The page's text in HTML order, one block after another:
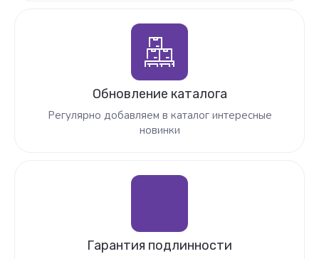
Обновление каталога
Регулярно добавляем в каталог интересные
новинки
Гарантия подлинности